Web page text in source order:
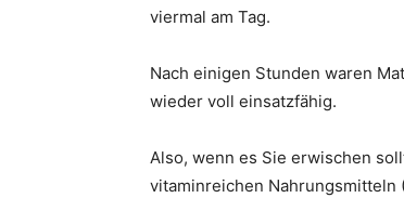
viermal am Tag.
Nach einigen Stunden waren
wieder voll einsatzfähig.
Also, wenn es Sie erwischen
vitaminreichen Nahrungsmitteln